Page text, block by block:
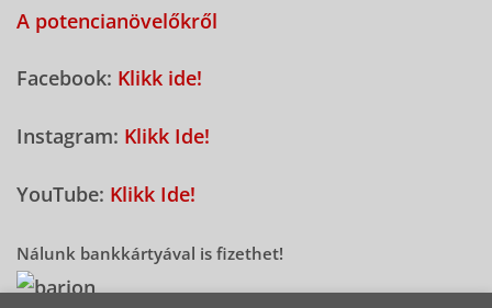
A potencianövelőkről
Facebook: Klikk ide!
Instagram: Klikk Ide!
YouTube: Klikk Ide!
Nálunk bankkártyával is fizethet!